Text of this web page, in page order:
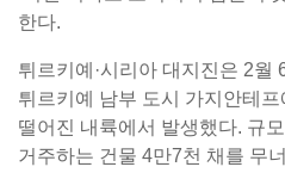
한다.
튀르키예·시리아 대지진은 2월
튀르키예 남부 도시 가지안테
떨어진 내륙에서 발생했다. 규
거주하는 건물 4만7천 채를 무